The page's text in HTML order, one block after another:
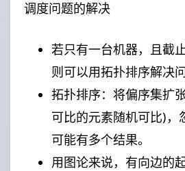
调度问题的解决
若只有一台机器，且截
则可以用拓扑排序解决问
拓扑排序：将偏序集扩
可比的元素随机可比)，
可能有多个结果。
用图论来说，有向边的